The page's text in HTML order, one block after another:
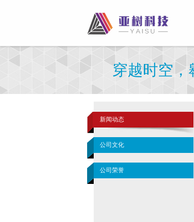
穿越时空，
新闻动态
公司文化
公司荣誉